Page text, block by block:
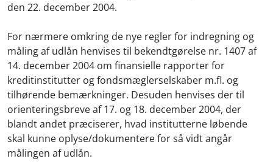
den 22. december 2004.
For nærmere omkring de nye regler for indregning og
måling af udlån henvises til bekendtgørelse nr. 1407 af
14. december 2004 om finansielle rapporter for
kreditinstitutter og fondsmæglerselskaber m.fl. og
tilhørende bemærkninger. Desuden henvises der til
orienteringsbreve af 17. og 18. december 2004, der
blandt andet præciserer, hvad institutterne løbende
skal kunne oplyse/dokumentere for så vidt angår
målingen af udlån.